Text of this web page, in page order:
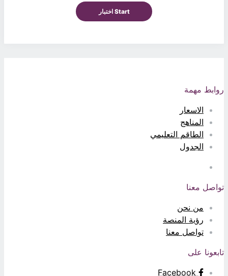
مهمة
الاسعار
المناهج
الطاقم التعليمي
الجدول
معنا
من نحن
رؤية المنصة
تواصل معنا
على